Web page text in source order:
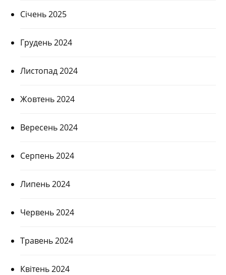
Січень 2025
Грудень 2024
Листопад 2024
Жовтень 2024
Вересень 2024
Серпень 2024
Липень 2024
Червень 2024
Травень 2024
Квітень 2024